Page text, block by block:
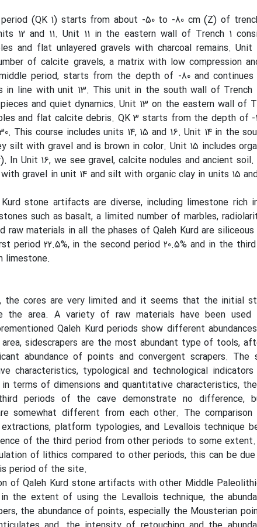
(QK 1) starts from about -50 to -80 cm (Z) of
12 and 11. Unit 11 in the eastern wall of Trench 1
and flat unlayered gravels with charcoal remains. Unit
of calcite gravels, a matrix with low compression
period, starts from the depth of -80 and
in line with unit 13. This unit in the south wall of Trench
and quiet dynamics. Unit 13 on the eastern wall of
and flat calcite debris. QK 3 starts from the depth of -
This course includes units 14, 15 and 16. Unit 14 in the
silt with gravel and is brown in color. Unit 15 includes
In Unit 16, we see gravel, calcite nodules and ancient
gravel in unit 14 and silt with organic clay in units 15
stone artifacts are diverse, including limestone rich
such as basalt, a limited number of marbles,
raw materials in all the phases of Qaleh Kurd are
period 22.5%, in the second period 20.5% and in the
limestone.
the cores are very limited and it seems that the initial
the area. A variety of raw materials have been
Qaleh Kurd periods show different
sidescrapers are the most abundant type of tools,
abundance of points and convergent scrapers. The
characteristics, typological and technological
terms of dimensions and quantitative characteristics,
periods of the cave demonstrate no difference,
somewhat different from each other. The
platform typologies, and Levallois technique
of the third period from other periods to some
of lithics compared to other periods, this can be
period of the site.
of Qaleh Kurd stone artifacts with other Middle
the extent of using the Levallois technique, the
the abundance of points, especially the Mousterian